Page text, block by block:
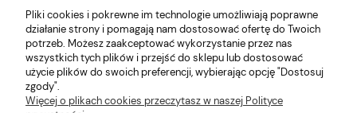
Pomoc
Moje konto
Informacje
Pliki cookies i pokrewne im technologie umożliwiają poprawne
działanie strony i pomagają nam dostosować ofertę do Twoich
potrzeb. Możesz zaakceptować wykorzystanie przez nas
wszystkich tych plików i przejść do sklepu lub dostosować
użycie plików do swoich preferencji, wybierając opcję "Dostosuj
zgody".
Więcej o plikach cookies przeczytasz w naszej Polityce